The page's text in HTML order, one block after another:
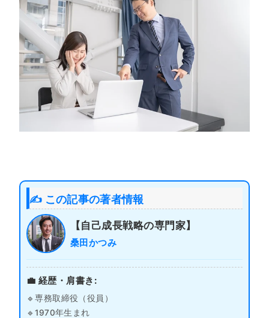
✍️ この記事の著者情報
【自己成長戦略の専門家】
桑田かつみ
💼 経歴・肩書き:
🔹専務取締役（役員）
🔹1970年生まれ